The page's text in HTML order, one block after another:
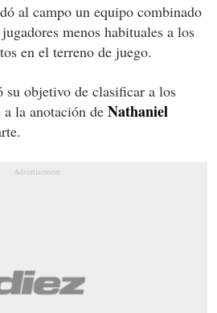
al campo un equipo combinado
menos habituales a los
en el terreno de juego.
su objetivo de clasificar a los
la anotación de Nathaniel